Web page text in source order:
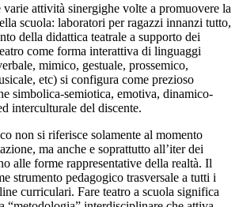
attività sinergighe volte a promuovere la
scuola: laboratori per ragazzi innanzi tutto,
della didattica teatrale a supporto dei
come forma interattiva di linguaggi
mimico, gestuale, prossemico,
etc) si configura come prezioso
simbolica-semiotica, emotiva, dinamico-
interculturale del discente.
non si riferisce solamente al momento
ma anche e soprattutto all’iter dei
alle forme rappresentative della realtà. Il
strumento pedagogico trasversale a tutti i
curriculari. Fare teatro a scuola significa